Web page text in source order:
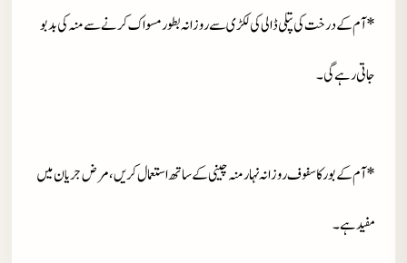
* آم کے درخت کی پتلی ڈالی کی لکڑی سے روزانہ بطور مسواک کرنے سے منہ کی بدبو
جاتی رہے گی ۔
* آم کے بور کا سفوف روزانہ نہار منہ چینی کے ساتھ استعمال کریں ، مرض جریان میں
مفید ہے ۔